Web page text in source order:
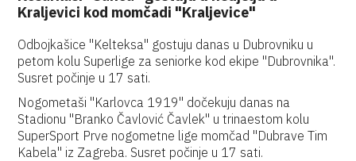
Kraljevici kod momčadi "Kraljevice"
Odbojkašice "Kelteksa" gostuju danas u Dubrovniku u
petom kolu Superlige za seniorke kod ekipe "Dubrovnika".
Susret počinje u 17 sati.
Nogometaši "Karlovca 1919" dočekuju danas na
Stadionu "Branko Čavlović Čavlek" u trinaestom kolu
SuperSport Prve nogometne lige momčad "Dubrave Tim
Kabela" iz Zagreba. Susret počinje u 17 sati.